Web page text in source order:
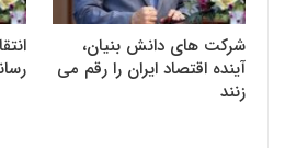
شرکت های دانش بنیان،
آینده اقتصاد ایران را رقم می
زنند